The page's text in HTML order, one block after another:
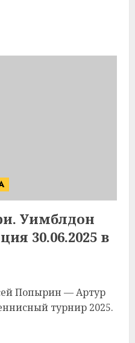
Уимблдон
30.06.2025 в
Попырин — Артур
турнир 2025.